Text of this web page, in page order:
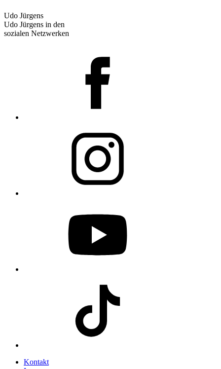
Udo Jürgens
Udo Jürgens in den
sozialen Netzwerken
Kontakt